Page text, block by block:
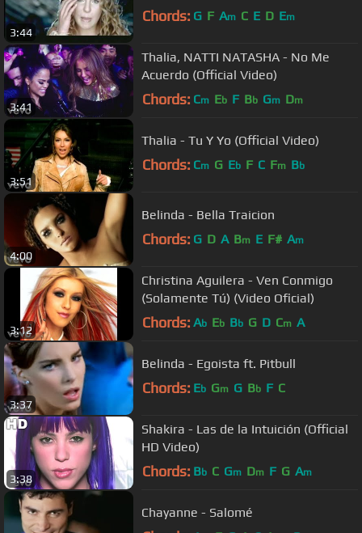
3:44
Chords: G F Am C E D Em
3:41
Thalia, NATTI NATASHA - No Me
Acuerdo (Official Video)
Chords: Cm Eb F Bb Gm Dm
3:51
Thalia - Tu Y Yo (Official Video)
Chords: Cm G Eb F C Fm Bb
4:00
Belinda - Bella Traicion
Chords: G D A Bm E F# Am
3:12
Christina Aguilera - Ven Conmigo
(Solamente Tú) (Video Oficial)
Chords: Ab Eb Bb G D Cm A
3:37
Belinda - Egoista ft. Pitbull
Chords: Eb Gm G Bb F C
3:38
Shakira - Las de la Intuición (Official
HD Video)
Chords: Bb C Gm Dm F G Am
Chayanne - Salomé